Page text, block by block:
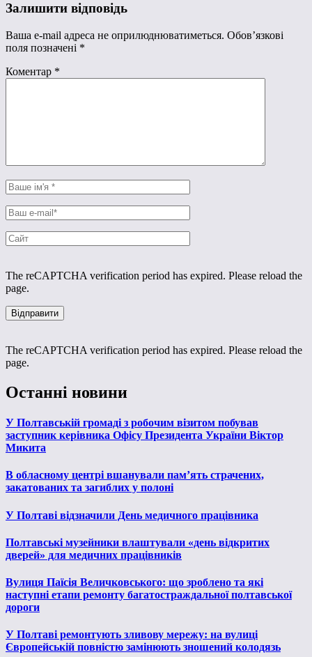
Залишити відповідь
Ваша e-mail адреса не оприлюднюватиметься. Обов’язкові
поля позначені *
Коментар *
The reCAPTCHA verification period has expired. Please reload the
page.
The reCAPTCHA verification period has expired. Please reload the
page.
Останні новини
У Полтавській громаді з робочим візитом побував
заступник керівника Офісу Президента України Віктор
Микита
В обласному центрі вшанували пам’ять страчених,
закатованих та загиблих у полоні
У Полтаві відзначили День медичного працівника
Полтавські музейники влаштували «день відкритих
дверей» для медичних працівників
Вулиця Паїсія Величковського: що зроблено та які
наступні етапи ремонту багатостраждальної полтавської
дороги
У Полтаві ремонтують зливову мережу: на вулиці
Європейській повністю замінюють зношений колодязь